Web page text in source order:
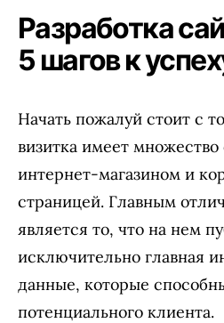
Разработка
5 шагов к
Начать пожалуй стоит с
визитка имеет
интернет-магазином и
страницей. Главным
является то, что на нем
исключительно главная
данные, которые
потенциального клиента.